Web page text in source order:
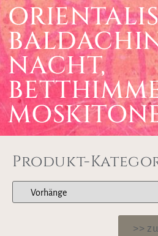
NACHT,
Produkt-
>>